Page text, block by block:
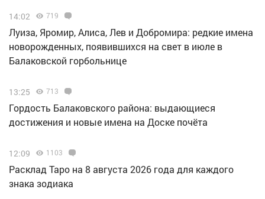
14:02 719
Луиза, Яромир, Алиса, Лев и Добромира: редкие имена
новорожденных, появившихся на свет в июле в
Балаковской горбольнице
13:25 713
Гордость Балаковского района: выдающиеся
достижения и новые имена на Доске почёта
12:09 1103
Расклад Таро на 8 августа 2026 года для каждого
знака зодиака